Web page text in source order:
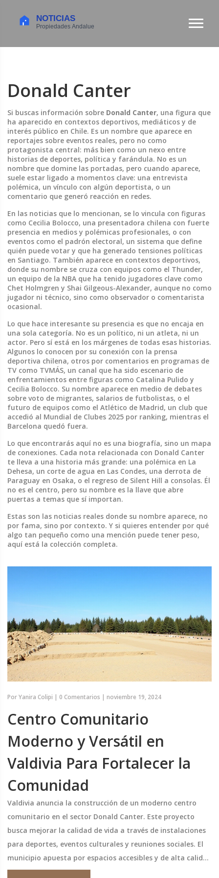
Donald Canter
Si buscas información sobre Donald Canter, una figura que
ha aparecido en contextos deportivos, mediáticos y de
interés público en Chile. Es un nombre que aparece en
reportajes sobre eventos reales, pero no como
protagonista central: más bien como un nexo entre
historias de deportes, política y farándula. No es un
nombre que domine las portadas, pero cuando aparece,
suele estar ligado a momentos clave: una entrevista
polémica, un vínculo con algún deportista, o un
comentario que generó reacción en redes.
En las noticias que lo mencionan, se lo vincula con figuras
como Cecilia Bolocco, una presentadora chilena con fuerte
presencia en medios y polémicas profesionales, o con
eventos como el padrón electoral, un sistema que define
quién puede votar y que ha generado tensiones políticas
en Santiago. También aparece en contextos deportivos,
donde su nombre se cruza con equipos como el Thunder,
un equipo de la NBA que ha tenido jugadores clave como
Chet Holmgren y Shai Gilgeous-Alexander, aunque no como
jugador ni técnico, sino como observador o comentarista
ocasional.
Lo que hace interesante su presencia es que no encaja en
una sola categoría. No es un político, ni un atleta, ni un
actor. Pero sí está en los márgenes de todas esas historias.
Algunos lo conocen por su conexión con la prensa
deportiva chilena, otros por comentarios en programas de
TV como TVMÁS, un canal que ha sido escenario de
enfrentamientos entre figuras como Catalina Pulido y
Cecilia Bolocco. Su nombre aparece en medio de debates
sobre voto de migrantes, salarios de futbolistas, o el
futuro de equipos como el Atlético de Madrid, un club que
accedió al Mundial de Clubes 2025 por ranking, mientras el
Barcelona quedó fuera.
Lo que encontrarás aquí no es una biografía, sino un mapa
de conexiones. Cada nota relacionada con Donald Canter
te lleva a una historia más grande: una polémica en La
Dehesa, un corte de agua en Las Condes, una derrota de
Paraguay en Osaka, o el regreso de Silent Hill a consolas. Él
no es el centro, pero su nombre es la llave que abre
puertas a temas que sí importan.
Estas son las noticias reales donde su nombre aparece, no
por fama, sino por contexto. Y si quieres entender por qué
algo tan pequeño como una mención puede tener peso,
aquí está la colección completa.
PorYanira Colipi | 0 Comentarios | noviembre 19, 2024
Centro Comunitario
Moderno y Versátil en
Valdivia Para Fortalecer la
Comunidad
Valdivia anuncia la construcción de un moderno centro
comunitario en el sector Donald Canter. Este proyecto
busca mejorar la calidad de vida a través de instalaciones
para deportes, eventos culturales y reuniones sociales. El
municipio apuesta por espacios accesibles y de alta calidad
que respondan al creciente demanda de áreas recreativas